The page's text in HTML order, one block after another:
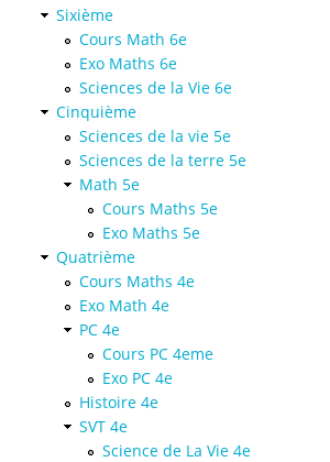
Sixième
Cours Math 6e
Exo Maths 6e
Sciences de la Vie 6e
Cinquième
Sciences de la vie 5e
Sciences de la terre 5e
Math 5e
Cours Maths 5e
Exo Maths 5e
Quatrième
Cours Maths 4e
Exo Math 4e
PC 4e
Cours PC 4eme
Exo PC 4e
Histoire 4e
SVT 4e
Science de La Vie 4e